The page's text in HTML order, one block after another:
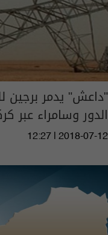
"داعش" يدمر برجين
الدور وسامراء عبر
12:27 | 2018-07-12